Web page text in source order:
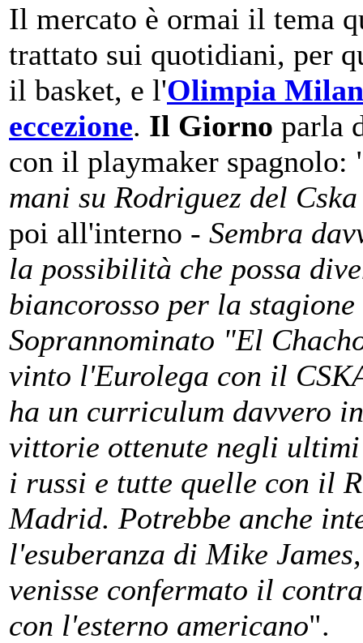
Il mercato è ormai il tema
trattato sui quotidiani, per
il basket, e l'Olimpia
eccezione. Il Giorno parla
con il playmaker spagnolo:
mani su Rodriguez del Cska
poi all'interno - Sembra
la possibilità che possa
biancorosso per la
Soprannominato "El
vinto l'Eurolega con il
ha un curriculum davvero
vittorie ottenute negli
i russi e tutte quelle con il
Madrid. Potrebbe anche
l'esuberanza di Mike
venisse confermato il
con l'esterno americano".